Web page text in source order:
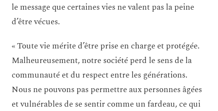
le message que certaines vies ne valent pas la peine
d’être vécues.
« Toute vie mérite d’être prise en charge et protégée.
Malheureusement, notre société perd le sens de la
communauté et du respect entre les générations.
Nous ne pouvons pas permettre aux personnes âgées
et vulnérables de se sentir comme un fardeau, ce qui